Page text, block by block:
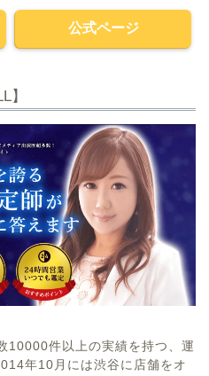
公式ページ
】
10000件以上の実績を持つ、運
年10月には渋谷に店舗をオ